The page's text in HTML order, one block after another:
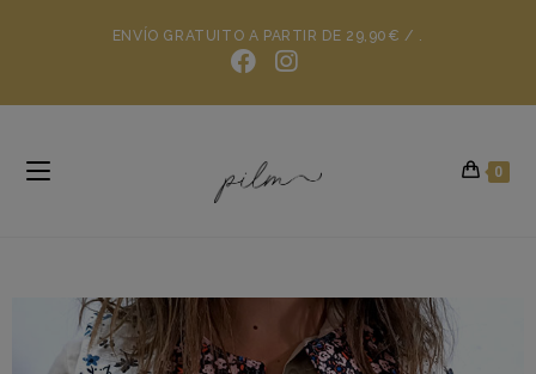
ENVÍO GRATUITO A PARTIR DE 29,90€ / .
0